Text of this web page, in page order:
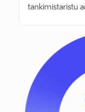
tankimistaristu